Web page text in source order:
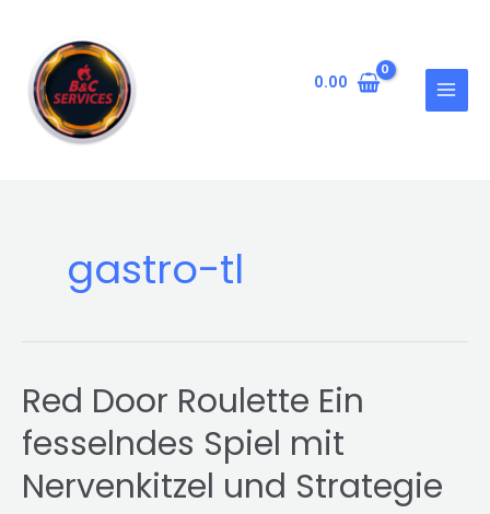
content
0.00
gastro-tl
Red Door Roulette Ein
fesselndes Spiel mit
Nervenkitzel und Strategie
Red
Roulette
Ein
fesselndes